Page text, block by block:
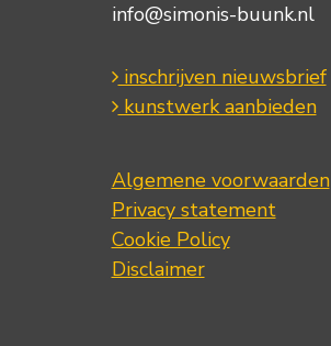
info@simonis-buunk.nl
inschrijven nieuwsbrief
kunstwerk aanbieden
Algemene voorwaarden
Privacy statement
Cookie Policy
Disclaimer